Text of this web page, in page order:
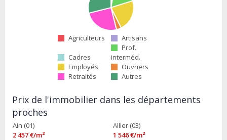
Agriculteurs Artisans
Cadres
Prof.
interméd.
Employés
Ouvriers
Retraités
Autres
Prix de l'immobilier dans les départements
proches
Ain (01)
2 457 €/m²
Allier (03)
1 546 €/m²